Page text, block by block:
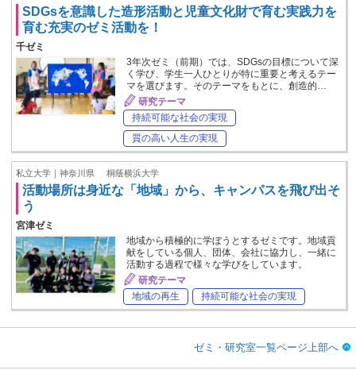
SDGsを意識した造形活動と児童文化財で育む実践力を
育む充実のゼミ活動を！
千ゼミ
3年次ゼミ（前期）では、SDGsの目標について深
く学び、学生一人ひとりが特に重要と考えるテー
マを選びます。そのテーマをもとに、創造的…
研究テーマ
持続可能な社会の実現
質の高い人生の実現
私立大学｜神奈川県 桐蔭横浜大学
活動場所は身近な「地域」から、キャンパスを飛び出そ
う
宮津ゼミ
地域から積極的に学ぼうとするゼミです。地域貢
献をしている個人、団体、会社に協力し、一緒に
活動する過程で様々な学びをしています。
研究テーマ
地域の再生
持続可能な社会の実現
ゼミ・研究室一覧ページ上部へ